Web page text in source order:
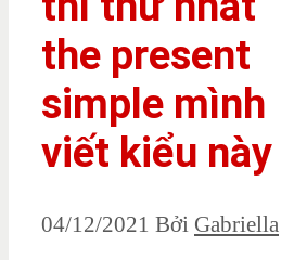
the present
simple mình
viết kiểu này
04/12/2021 Bởi Gabriella